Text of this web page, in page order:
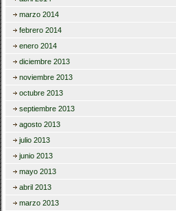
marzo 2014
febrero 2014
enero 2014
diciembre 2013
noviembre 2013
octubre 2013
septiembre 2013
agosto 2013
julio 2013
junio 2013
mayo 2013
abril 2013
marzo 2013